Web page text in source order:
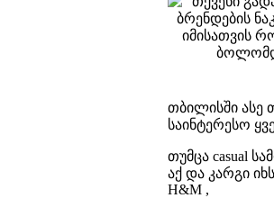
თბილისში ასე
საინტერესო
თუმცა casual
აქ და კარგი
H&M ,